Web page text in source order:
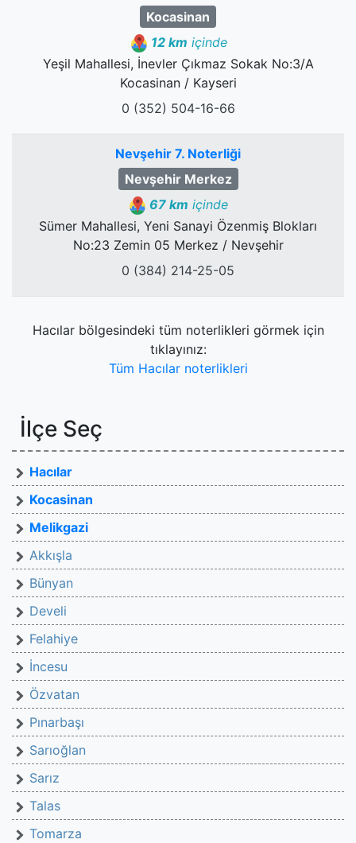
Kocasinan
12 km içinde
Yeşil Mahallesi, İnevler Çıkmaz Sokak No:3/A
Kocasinan / Kayseri
0 (352) 504-16-66
Nevşehir 7. Noterliği
Nevşehir Merkez
67 km içinde
Sümer Mahallesi, Yeni Sanayi Özenmiş Blokları
No:23 Zemin 05 Merkez / Nevşehir
0 (384) 214-25-05
Hacılar bölgesindeki tüm noterlikleri görmek için
tıklayınız:
Tüm Hacılar noterlikleri
İlçe Seç
Hacılar
Kocasinan
Melikgazi
Akkışla
Bünyan
Develi
Felahiye
İncesu
Özvatan
Pınarbaşı
Sarıoğlan
Sarız
Talas
Tomarza